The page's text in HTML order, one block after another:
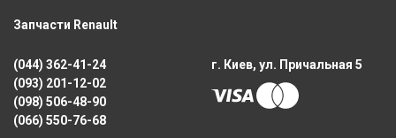
Запчасти Renault
(044) 362-41-24
(093) 201-12-02
(098) 506-48-90
(066) 550-76-68
г. Киев, ул. Причальная 5